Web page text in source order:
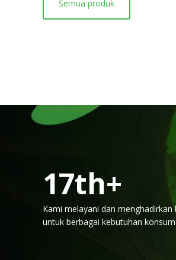
Semua produk
20th+
Kami melayani dan
untuk berbagai kebutuhan